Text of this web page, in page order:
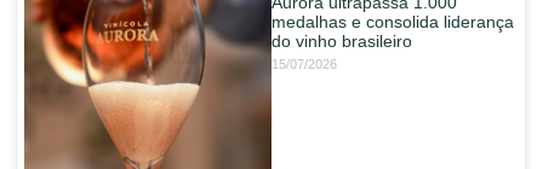
medalhas e consolida liderança
do vinho brasileiro
15/07/2026